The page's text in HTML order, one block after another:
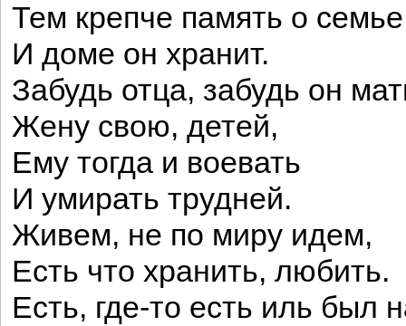
Тем крепче память о семье
И доме он хранит.
Забудь отца, забудь он
Жену свою, детей,
Ему тогда и воевать
И умирать трудней.
Живем, не по миру идем,
Есть что хранить, любить.
Есть, где-то есть иль был